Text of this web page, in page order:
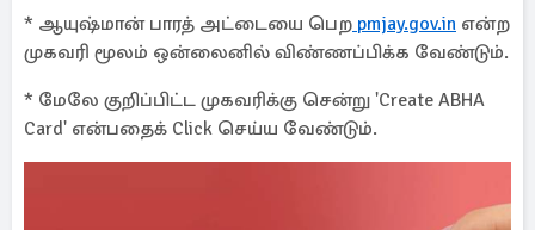
* ஆயுஷ்மான் பாரத் அட்டையை பெற pmjay.gov.in என்ற
முகவரி மூலம் ஒன்லைனில் விண்ணப்பிக்க வேண்டும்.
* மேலே குறிப்பிட்ட முகவரிக்கு சென்று 'Create ABHA
Card' என்பதைக் Click செய்ய வேண்டும்.